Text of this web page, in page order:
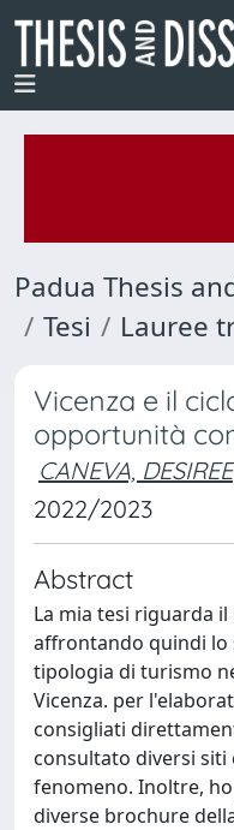
Padua Thesis
Tesi
Lauree
Vicenza e il
opportunità
CANEVA, DESIREE
2022/2023
Abstract
La mia tesi riguarda
affrontando quindi lo
tipologia di turismo
Vicenza. per
consigliati
consultato diversi
fenomeno. Inoltre,
diverse brochure